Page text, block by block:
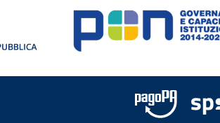
stessa finestra